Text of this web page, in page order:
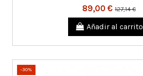
89,00 € 127,14 €
Añadir al carrito
-30%